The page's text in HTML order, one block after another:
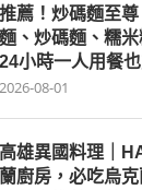
推薦！炒碼麵至
麵、炒碼麵、糯米
24小時一人用餐
2026-08-01
高雄異國料理｜
蘭廚房，必吃烏